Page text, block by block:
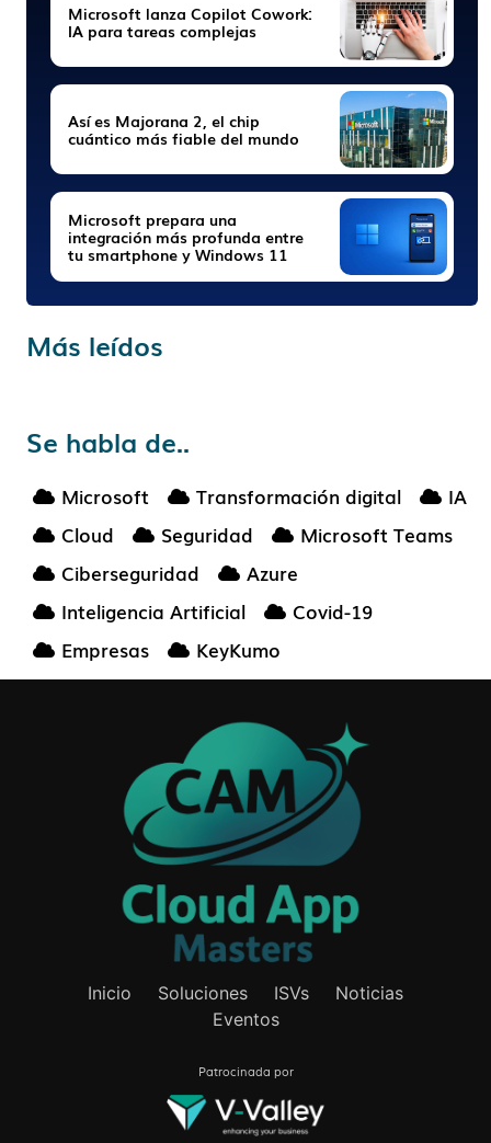
Microsoft lanza Copilot Cowork:
IA para tareas complejas
Así es Majorana 2, el chip
cuántico más fiable del mundo
Microsoft prepara una
integración más profunda entre
tu smartphone y Windows 11
Más leídos
Se habla de..
Microsoft Transformación digital
IA
Cloud
Seguridad
Microsoft Teams
Ciberseguridad
Azure
Inteligencia Artificial
Covid-19
Empresas
KeyKumo
Inicio Soluciones ISVs
Noticias
Eventos
Patrocinada por